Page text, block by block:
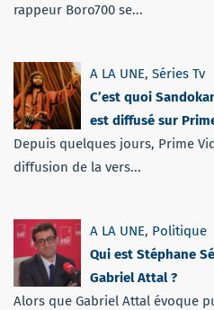
rappeur Boro700 se...
A LA UNE, Séries Tv
C’est quoi
est diffusé sur
Depuis quelques jours, Prime
diffusion de la vers...
A LA UNE, Politique
Qui est Stéphane
Gabriel Attal ?
Alors que Gabriel Attal évoque